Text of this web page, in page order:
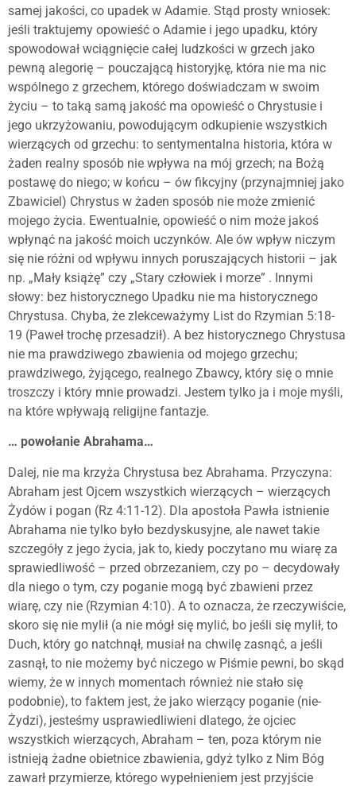
samej jakości, co upadek w Adamie. Stąd prosty wniosek:
jeśli traktujemy opowieść o Adamie i jego upadku, który
spowodował wciągnięcie całej ludzkości w grzech jako
pewną alegorię – pouczającą historyjkę, która nie ma nic
wspólnego z grzechem, którego doświadczam w swoim
życiu – to taką samą jakość ma opowieść o Chrystusie i
jego ukrzyżowaniu, powodującym odkupienie wszystkich
wierzących od grzechu: to sentymentalna historia, która w
żaden realny sposób nie wpływa na mój grzech; na Bożą
postawę do niego; w końcu – ów fikcyjny (przynajmniej jako
Zbawiciel) Chrystus w żaden sposób nie może zmienić
mojego życia. Ewentualnie, opowieść o nim może jakoś
wpłynąć na jakość moich uczynków. Ale ów wpływ niczym
się nie różni od wpływu innych poruszających historii – jak
np. „Mały książę” czy „Stary człowiek i morze” . Innymi
słowy: bez historycznego Upadku nie ma historycznego
Chrystusa. Chyba, że zlekceważymy List do Rzymian 5:18-
19 (Paweł trochę przesadził). A bez historycznego Chrystusa
nie ma prawdziwego zbawienia od mojego grzechu;
prawdziwego, żyjącego, realnego Zbawcy, który się o mnie
troszczy i który mnie prowadzi. Jestem tylko ja i moje myśli,
na które wpływają religijne fantazje.
… powołanie Abrahama…
Dalej, nie ma krzyża Chrystusa bez Abrahama. Przyczyna:
Abraham jest Ojcem wszystkich wierzących – wierzących
Żydów i pogan (Rz 4:11-12). Dla apostoła Pawła istnienie
Abrahama nie tylko było bezdyskusyjne, ale nawet takie
szczegóły z jego życia, jak to, kiedy poczytano mu wiarę za
sprawiedliwość – przed obrzezaniem, czy po – decydowały
dla niego o tym, czy poganie mogą być zbawieni przez
wiarę, czy nie (Rzymian 4:10). A to oznacza, że rzeczywiście,
skoro się nie mylił (a nie mógł się mylić, bo jeśli się mylił, to
Duch, który go natchnął, musiał na chwilę zasnąć, a jeśli
zasnął, to nie możemy być niczego w Piśmie pewni, bo skąd
wiemy, że w innych momentach również nie stało się
podobnie), to faktem jest, że jako wierzący poganie (nie-
Żydzi), jesteśmy usprawiedliwieni dlatego, że ojciec
wszystkich wierzących, Abraham – ten, poza którym nie
istnieją żadne obietnice zbawienia, gdyż tylko z Nim Bóg
zawarł przymierze, którego wypełnieniem jest przyjście